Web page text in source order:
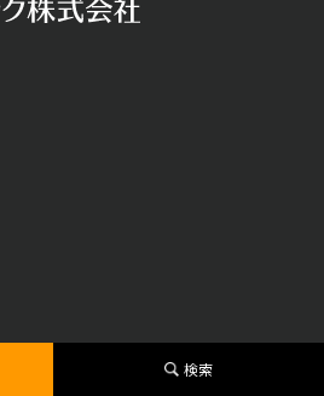
検索